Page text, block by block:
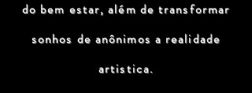
do bem estar, além de transformar
sonhos de anônimos a realidade
artistica.